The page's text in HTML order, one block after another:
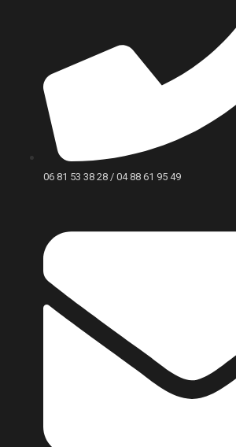
06 81 53 38 28 / 04 88 61 95 49